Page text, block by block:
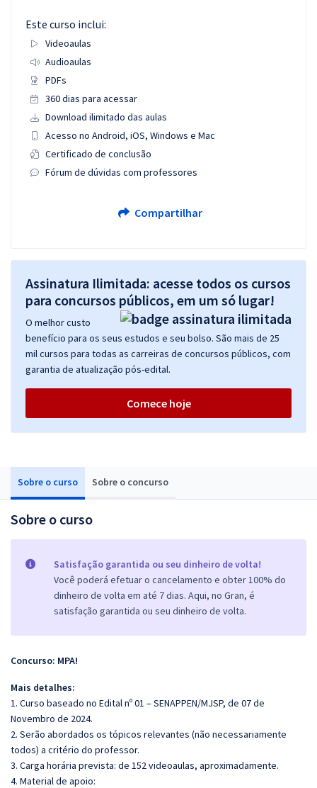
Sobre o curso Sobre o concurso
Sobre o curso
Satisfação garantida ou seu dinheiro de volta!
Você poderá efetuar o cancelamento e obter 100% do
dinheiro de volta em até 7 dias. Aqui, no Gran, é
satisfação garantida ou seu dinheiro de volta.
Concurso: MPA!
Mais detalhes:
1. Curso baseado no Edital nº 01 – SENAPPEN/MJSP, de 07 de
Novembro de 2024.
2. Serão abordados os tópicos relevantes (não necessariamente
todos) a critério do professor.
3. Carga horária prevista: de 152 videoaulas, aproximadamente.
4. Material de apoio:
Este curso inclui:
Videoaulas
Audioaulas
PDFs
360 dias para acessar
Download ilimitado das aulas
Acesso no Android, iOS, Windows e Mac
Certificado de conclusão
Fórum de dúvidas com professores
Compartilhar
Assinatura Ilimitada: acesse todos os cursos
para concursos públicos, em um só lugar!
O melhor custo
benefício para os seus estudos e seu bolso. São mais de 25
mil cursos para todas as carreiras de concursos públicos, com
garantia de atualização pós-edital.
Comece hoje